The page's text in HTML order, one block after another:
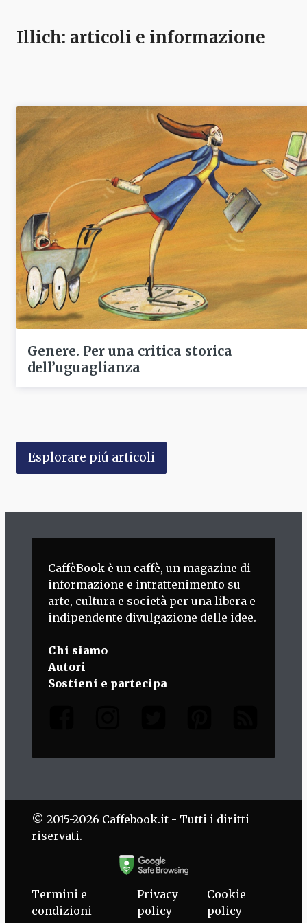
Illich: articoli e informazione
Genere. Per una critica storica
dell’uguaglianza
Esplorare piú articoli
CaffèBook è un caffè, un magazine di
informazione e intrattenimento su
arte, cultura e società per una libera e
indipendente divulgazione delle idee.
Chi siamo
Autori
Sostieni e partecipa
© 2015-2026 Caffebook.it - Tutti i diritti
riservati.
Termini e
condizioni
Privacy
policy
Cookie
policy